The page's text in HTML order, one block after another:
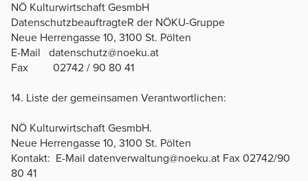
NÖ Kulturwirtschaft GesmbH
DatenschutzbeauftragteR der NÖKU-Gruppe
Neue Herrengasse 10, 3100 St. Pölten
E-Mail datenschutz@noeku.at
Fax 02742 / 90 80 41
14. Liste der gemeinsamen Verantwortlichen:
NÖ Kulturwirtschaft GesmbH.
Neue Herrengasse 10, 3100 St. Pölten
Kontakt: E-Mail datenverwaltung@noeku.at Fax 02742/90
80 41